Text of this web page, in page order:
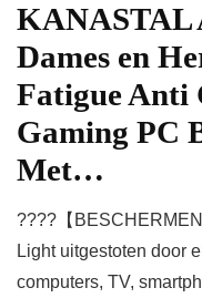
KANASTAL
Dames en
Fatigue Anti
Gaming PC
Met…
????【
Light uitgestoten door
computers, TV,